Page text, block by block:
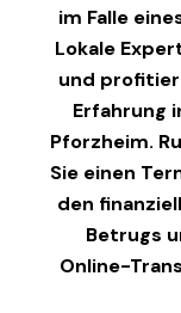
im Falle
Lokale
und
Erfahrung
Pforzheim.
Sie einen
den
Betrugs
Online-